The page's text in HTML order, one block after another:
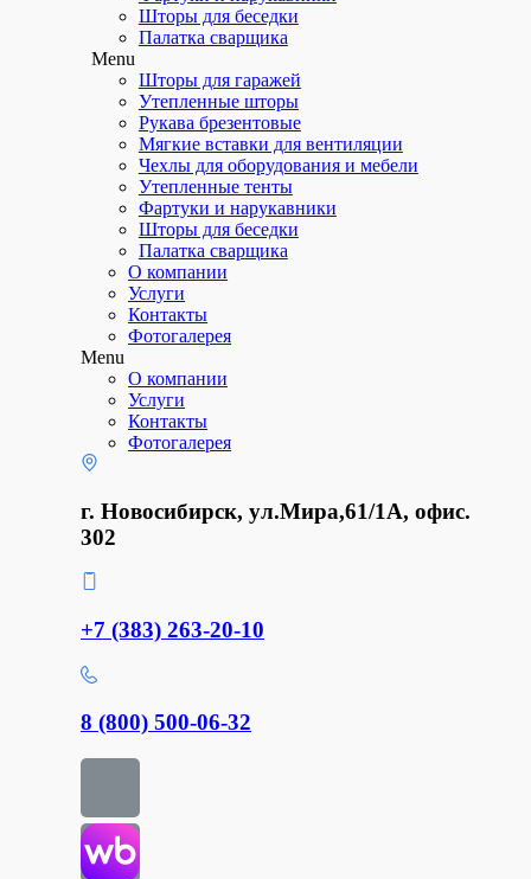
Шторы для беседки
Палатка сварщика
Menu
Шторы для гаражей
Утепленные шторы
Рукава брезентовые
Мягкие вставки для вентиляции
Чехлы для оборудования и мебели
Утепленные тенты
Фартуки и нарукавники
Шторы для беседки
Палатка сварщика
О компании
Услуги
Контакты
Фотогалерея
Menu
О компании
Услуги
Контакты
Фотогалерея
г. Новосибирск, ул.Мира,61/1А, офис.
302
+7 (383) 263-20-10
8 (800) 500-06-32